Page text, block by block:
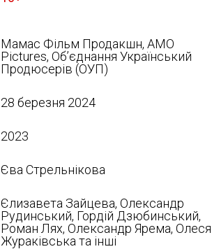
Мамас Фільм Продакшн, АМО
Pictures, Обʼєднання Український
Продюсерів (ОУП)
28 березня 2024
2023
Єва Стрельнікова
Єлизавета Зайцева, Олександр
Рудинський, Гордій Дзюбинський,
Роман Лях, Олександр Ярема, Олеся
Жураківська та інші